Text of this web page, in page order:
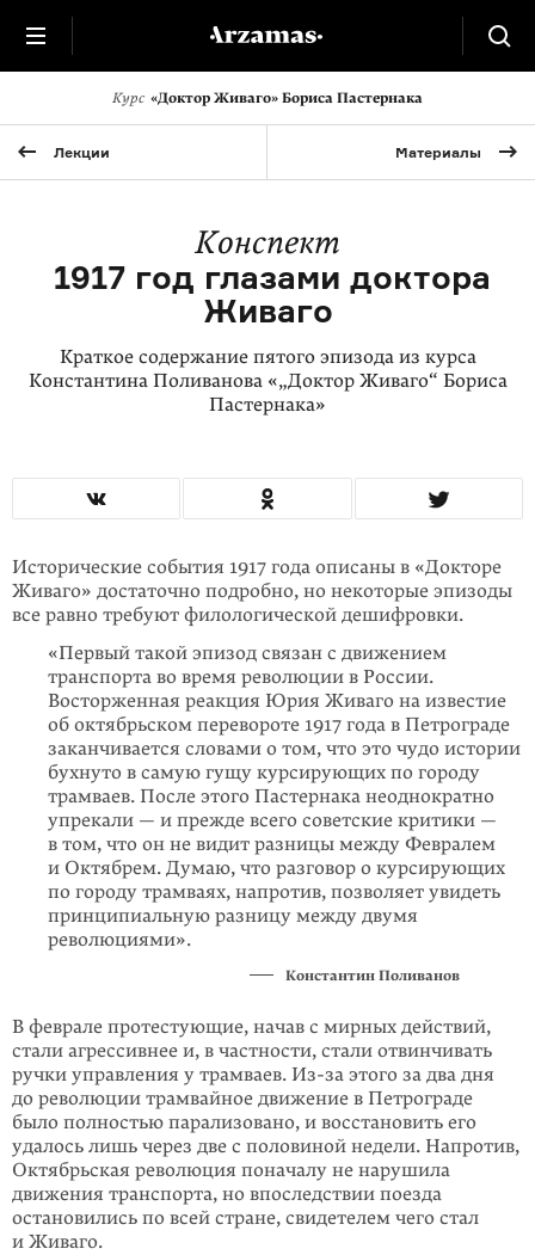
Курс «Доктор Живаго» Бориса Пастернака
Лекции Материалы
Конспект
1917 год глазами доктора
Живаго
Краткое содержание пятого эпизода из курса
Константина Поливанова «„Доктор Живаго“ Бориса
Пастернака»
Исторические события 1917 года описаны в «Докторе
Живаго» достаточно подробно, но некоторые эпизоды
все равно требуют филологической дешифровки.
«Первый такой эпизод связан с движением
транспорта во время революции в России.
Восторженная реакция Юрия Живаго на известие
об октябрьском перевороте 1917 года в Петрограде
заканчивается словами о том, что это чудо истории
бухнуто в самую гущу курсирующих по городу
трамваев. После этого Пастернака неоднократно
упрекали — и прежде всего советские критики —
в том, что он не видит разницы между Февралем
и Октябрем. Думаю, что разговор о курсирующих
по городу трамваях, напротив, позволяет увидеть
принципиальную разницу между двумя
революциями».
Константин Поливанов
В феврале протестующие, начав с мирных действий,
стали агрессивнее и, в частности, стали отвинчивать
ручки управления у трамваев. Из-за этого за два дня
до революции трамвайное движение в Петрограде
было полностью парализовано, и восстановить его
удалось лишь через две с половиной недели. Напротив,
Октябрьская революция поначалу не нарушила
движения транс­порта, но впоследствии поезда
остановились по всей стране, свидетелем чего стал
и Живаго.